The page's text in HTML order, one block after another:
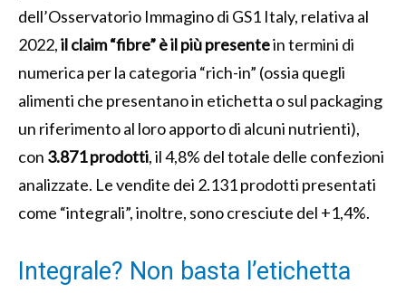
dell’Osservatorio Immagino di GS1 Italy, relativa al
2022,il claim “fibre” è il più presentein termini di
numerica per la categoria “rich-in” (ossia quegli
alimenti che presentano in etichetta o sul packaging
un riferimento al loro apporto di alcuni nutrienti),
con 3.871 prodotti, il 4,8% del totale delle confezioni
analizzate. Le vendite dei 2.131 prodotti presentati
come “integrali”, inoltre, sono cresciute del +1,4%.
Integrale? Non basta l’etichetta